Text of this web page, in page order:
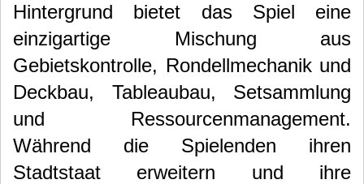
Hintergrund bietet das Spiel eine
einzigartige Mischung aus
Gebietskontrolle, Rondellmechanik und
Deckbau, Tableaubau, Setsammlung
und Ressourcenmanagement.
Während die Spielenden ihren
Stadtstaat erweitern und ihre